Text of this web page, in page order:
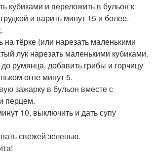
кубиками и переложить в бульон к
и варить минут 15 и более.
на тёрке (или нарезать маленькими
лук нарезать маленькими кубиками.
румянца, добавить грибы и горчицу
огне минут 5.
зажарку в бульон вместе с
перцем.
10, выключить и дать супу
свежей зеленью.